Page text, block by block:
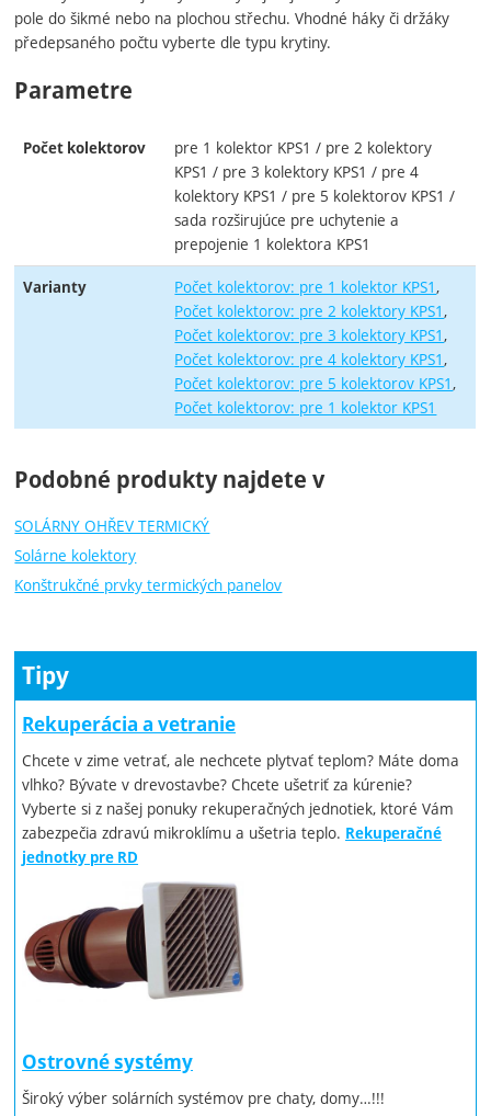
pole do šikmé nebo na plochou střechu. Vhodné háky či držáky
předepsaného počtu vyberte dle typu krytiny.
Parametre
Počet kolektorov
pre 1 kolektor KPS1 / pre 2 kolektory
KPS1 / pre 3 kolektory KPS1 / pre 4
kolektory KPS1 / pre 5 kolektorov KPS1 /
sada rozširujúce pre uchytenie a
prepojenie 1 kolektora KPS1
Varianty
Počet kolektorov: pre 1 kolektor KPS1
Počet kolektorov: pre 2 kolektory KPS1
Počet kolektorov: pre 3 kolektory KPS1
Počet kolektorov: pre 4 kolektory KPS1
Počet kolektorov: pre 5 kolektorov KPS1
Počet kolektorov: pre 1 kolektor KPS1
Podobné produkty najdete v
SOLÁRNY OHŘEV TERMICKÝ
Solárne kolektory
Konštrukčné prvky termických panelov
Tipy
Rekuperácia a vetranie
Chcete v zime vetrať, ale nechcete plytvať teplom? Máte doma
vlhko? Bývate v drevostavbe? Chcete ušetriť za kúrenie?
Vyberte si z našej ponuky rekuperačných jednotiek, ktoré Vám
zabezpečia zdravú mikroklímu a ušetria teplo. Rekuperačné
jednotky pre RD
Ostrovné systémy
Široký výber solárních systémov pre chaty, domy…!!!